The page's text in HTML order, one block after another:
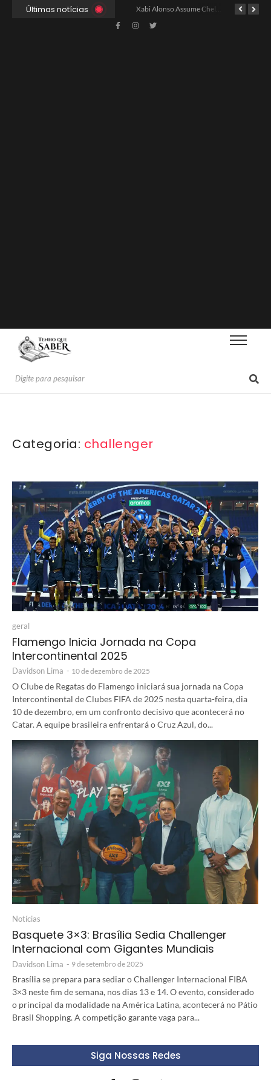
Últimas notícias
Ancelotti Avalia Elenco Final para Convocação da Copa Xabi Alonso Assume Chelsea: Nova Estratégia Gerencial e Contrato Até 2030
Categoria: challenger
geral
Flamengo Inicia Jornada na Copa
Intercontinental 2025
Davidson Lima - 10 de dezembro de 2025
O Clube de Regatas do Flamengo iniciará sua jornada na Copa
Intercontinental de Clubes FIFA de 2025 nesta quarta-feira, dia
10 de dezembro, em um confronto decisivo que acontecerá no
Catar. A equipe brasileira enfrentará o Cruz Azul, do...
Notícias
Basquete 3×3: Brasília Sedia Challenger
Internacional com Gigantes Mundiais
Davidson Lima - 9 de setembro de 2025
Brasília se prepara para sediar o Challenger Internacional FIBA
3×3 neste fim de semana, nos dias 13 e 14. O evento, considerado
o principal da modalidade na América Latina, acontecerá no Pátio
Brasil Shopping. A competição garante vaga para...
Siga Nossas Redes